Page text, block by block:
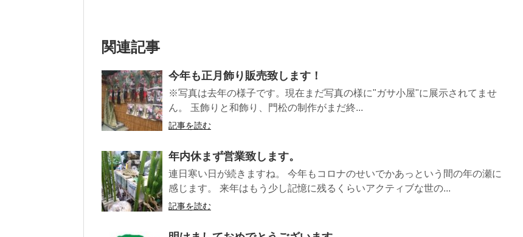
関連記事
今年も正月飾り販売致します！
※写真は去年の様子です。現在まだ写真の様に"ガサ小屋"に展示されてませ
ん。 玉飾りと和飾り、門松の制作がまだ終...
記事を読む
年内休まず営業致します。
連日寒い日が続きますね。 今年もコロナのせいでかあっという間の年の瀬に
感じます。 来年はもう少し記憶に残るくらいアクティブな世の...
記事を読む